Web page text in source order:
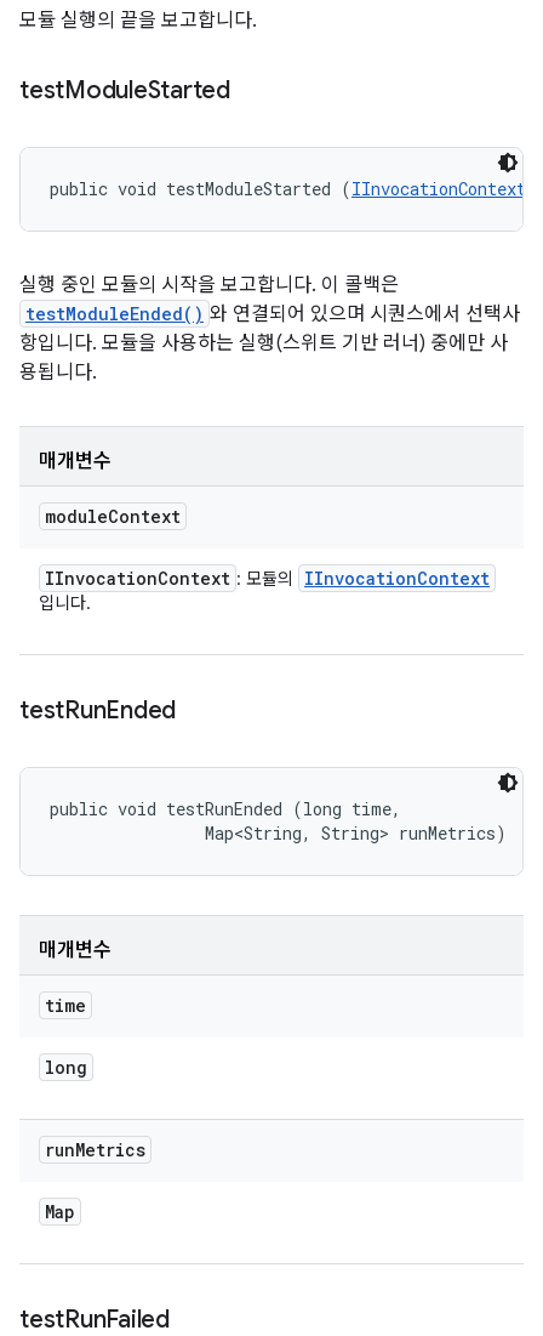
모듈 실행의 끝을 보고합니다.
testModuleStarted
public void testModuleStarted (IInvocationContext
실행 중인 모듈의 시작을 보고합니다. 이 콜백은
testModuleEnded() 와 연결되어 있으며 시퀀스에서 선택사
항입니다. 모듈을 사용하는 실행(스위트 기반 러너) 중에만 사
용됩니다.
매개변수
moduleContext
IInvocationContext : 모듈의 IInvocationContext
입니다.
testRunEnded
public void testRunEnded (long time,
                Map<String, String> runMetrics)
매개변수
time
long
runMetrics
Map
testRunFailed